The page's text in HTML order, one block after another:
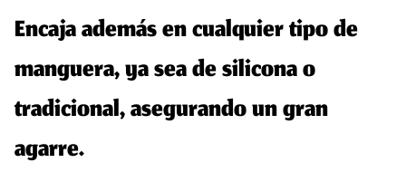
Encaja además en cualquier tipo de
manguera, ya sea de silicona o
tradicional, asegurando un gran
agarre.